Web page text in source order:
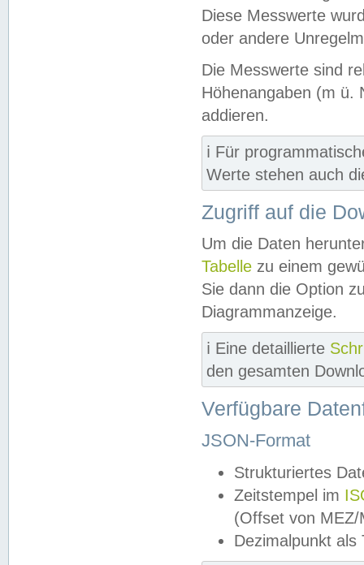
Diese Messwerte
oder andere
Die Messwerte sind
Höhenangaben (m ü.
addieren.
ℹ️ Für
Werte stehen auch
Zugriff auf die
Um die Daten
Tabelle zu einem
Sie dann die Option
Diagrammanzeige.
ℹ️ Eine detaillierte
den gesamten
Verfügbare
JSON-Format
Strukturiertes
Zeitstempel im
(Offset von MEZ/
Dezimalpunkt als